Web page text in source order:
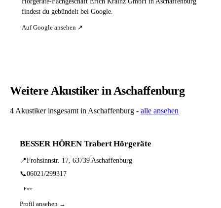
findest du gebündelt bei Google.
Auf Google ansehen ↗
Weitere Akustiker in Aschaffenburg
4 Akustiker insgesamt in Aschaffenburg - alle ansehen
BESSER HÖREN Trabert Hörgeräte
📍Frohsinnstr. 17, 63739 Aschaffenburg
📞06021/299317
Free
Profil ansehen →